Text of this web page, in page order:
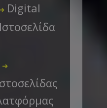
Digital
Ιστοσελίδα
➜